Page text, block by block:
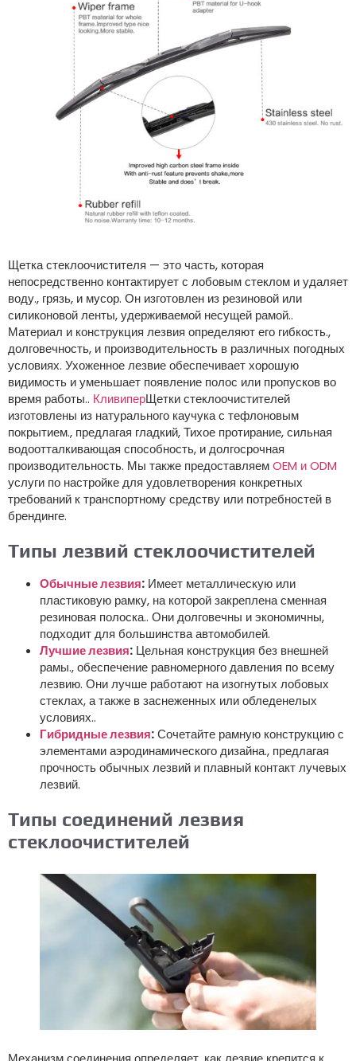
Щетка стеклоочистителя — это часть, которая
непосредственно контактирует с лобовым стеклом и удаляет
воду., грязь, и мусор. Он изготовлен из резиновой или
силиконовой ленты, удерживаемой несущей рамой..
Материал и конструкция лезвия определяют его гибкость.,
долговечность, и производительность в различных погодных
условиях. Ухоженное лезвие обеспечивает хорошую
видимость и уменьшает появление полос или пропусков во
время работы.. КливиперЩетки стеклоочистителей
изготовлены из натурального каучука с тефлоновым
покрытием., предлагая гладкий, Тихое протирание, сильная
водоотталкивающая способность, и долгосрочная
производительность. Мы также предоставляемOEM и ODM
услуги по настройке для удовлетворения конкретных
требований к транспортному средству или потребностей в
брендинге.
Типы лезвий стеклоочистителей
Обычные лезвия: Имеет металлическую или
пластиковую рамку, на которой закреплена сменная
резиновая полоска.. Они долговечны и экономичны,
подходит для большинства автомобилей.
Лучшие лезвия: Цельная конструкция без внешней
рамы., обеспечение равномерного давления по всему
лезвию. Они лучше работают на изогнутых лобовых
стеклах, а также в заснеженных или обледенелых
условиях..
Гибридные лезвия:Сочетайте рамную конструкцию с
элементами аэродинамического дизайна., предлагая
прочность обычных лезвий и плавный контакт лучевых
лезвий.
Типы соединений лезвия
стеклоочистителей